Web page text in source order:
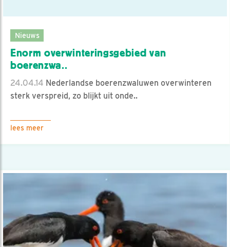
Nieuws
Enorm overwinteringsgebied van
boerenzwa..
24.04.14 Nederlandse boerenzwaluwen overwinteren
sterk verspreid, zo blijkt uit onde..
lees meer